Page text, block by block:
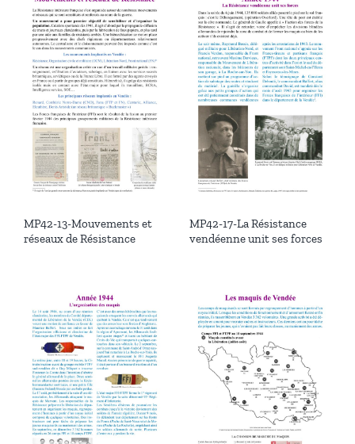
MP42-13-Mouvements et
réseaux de Résistance
MP42-17-La Résistance
vendéenne unit ses forces